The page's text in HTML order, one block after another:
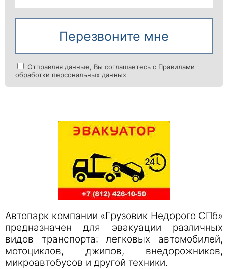
Перезвоните мне
Отправляя данные, Вы соглашаетесь с Правилами
обработки персональных данных
Автопарк компании «Грузовик Недорого СПб»
предназначен для эвакуации различных
видов транспорта: легковых автомобилей,
мотоциклов, джипов, внедорожников,
микроавтобусов и другой техники.